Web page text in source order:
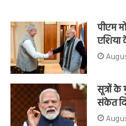
पीएम
एशिया
सूत्रों के
संकेत